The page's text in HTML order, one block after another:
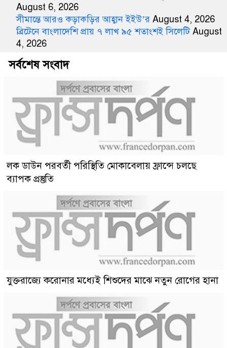
August 6, 2026
সীমান্তে আরও কড়াকড়ির আহ্বান ইইউ’র August 4, 2026
ব্রিটেনে বাংলাদেশি প্রায় ৭ লাখ ৯৫ শতাংশই সিলেটি August
4, 2026
সর্বশেষ সংবাদ
লক ডাউন পরবর্তী পরিস্থিতি মোকাবেলায় ফ্রান্সে চলছে
ব্যাপক প্রস্তুতি
যুক্তরাজ্যে করোনার মধ্যেই শিশুদের মাঝে নতুন রোগের হানা